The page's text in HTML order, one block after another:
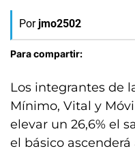
Por jmo2502
Para compartir:
Los integrantes de
Mínimo, Vital y
elevar un 26,6% el
el básico